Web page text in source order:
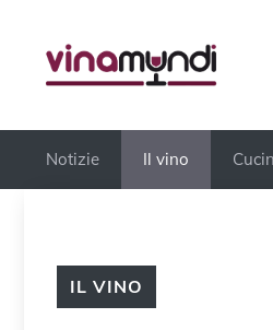
contenuto
Notizie Il vino
IL VINO